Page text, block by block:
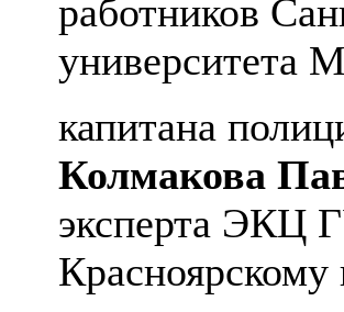
работников
университета
капитана
Колмакова
эксперта ЭКЦ